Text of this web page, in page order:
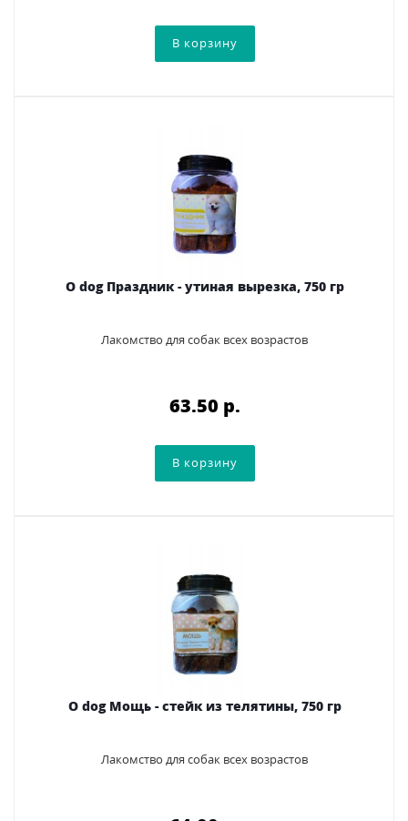
O dog Праздник - утиная вырезка, 750 гр
Лакомство для собак всех возрастов
63.50 p.
O dog Мощь - стейк из телятины, 750 гр
Лакомство для собак всех возрастов